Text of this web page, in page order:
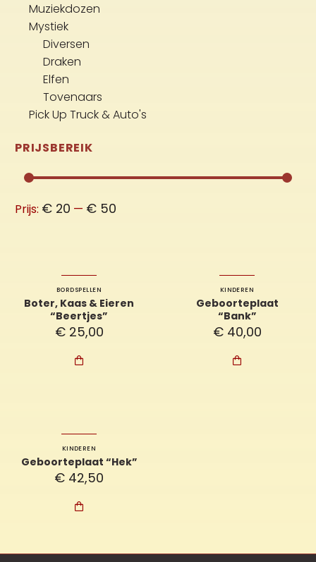
Muziekdozen
Mystiek
Diversen
Draken
Elfen
Tovenaars
Pick Up Truck & Auto's
PRIJSBEREIK
Min.
Max.
Prijs: € 20 — € 50
BORDSPELLEN
Boter, Kaas & Eieren
“Beertjes”
€25,00

KINDEREN
Geboorteplaat
“Bank”
€40,00

KINDEREN
Geboorteplaat “Hek”
€ 42,50
